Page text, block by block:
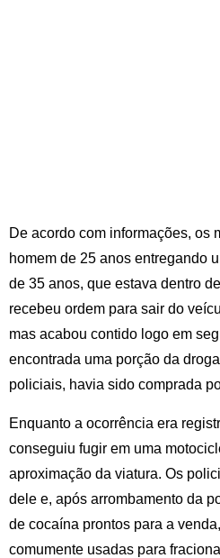
De acordo com informações, os
homem de 25 anos entregando
de 35 anos, que estava dentro
recebeu ordem para sair do
mas acabou contido logo em
encontrada uma porção da
policiais, havia sido comprada
Enquanto a ocorrência era
conseguiu fugir em uma
aproximação da viatura. Os
dele e, após arrombamento da
de cocaína prontos para a
comumente usadas para